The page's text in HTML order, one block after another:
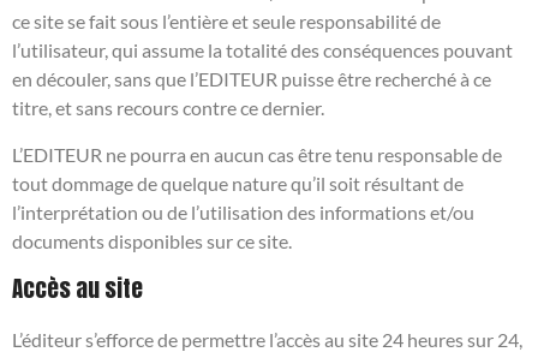
ce site se fait sous l’entière et seule responsabilité de
l’utilisateur, qui assume la totalité des conséquences pouvant
en découler, sans que l’EDITEUR puisse être recherché à ce
titre, et sans recours contre ce dernier.
L’EDITEUR ne pourra en aucun cas être tenu responsable de
tout dommage de quelque nature qu’il soit résultant de
l’interprétation ou de l’utilisation des informations et/ou
documents disponibles sur ce site.
Accès au site
L’éditeur s’efforce de permettre l’accès au site 24 heures sur 24,